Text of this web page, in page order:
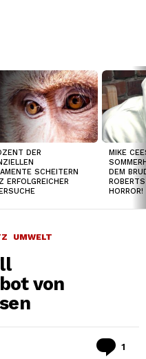
DER
SCHEITERN
ERFOLGREICHER
MIKE
DEM
HORROR!
UMWELT
von
1